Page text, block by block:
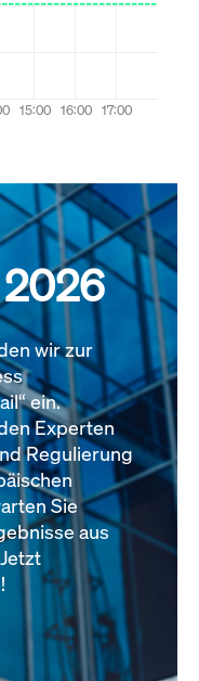
wir zur
ein.
Experten
Regulierung
Sie
aus